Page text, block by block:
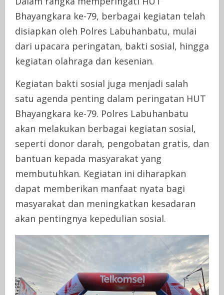
Bhayangkara ke-79, berbagai kegiatan telah
disiapkan oleh Polres Labuhanbatu, mulai
dari upacara peringatan, bakti sosial, hingga
kegiatan olahraga dan kesenian.
Kegiatan bakti sosial juga menjadi salah
satu agenda penting dalam peringatan HUT
Bhayangkara ke-79. Polres Labuhanbatu
akan melakukan berbagai kegiatan sosial,
seperti donor darah, pengobatan gratis, dan
bantuan kepada masyarakat yang
membutuhkan. Kegiatan ini diharapkan
dapat memberikan manfaat nyata bagi
masyarakat dan meningkatkan kesadaran
akan pentingnya kepedulian sosial.